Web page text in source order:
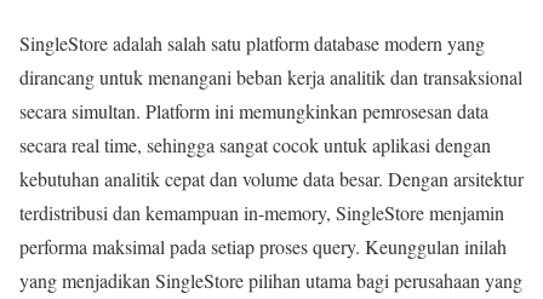
SingleStore adalah salah satu platform database modern yang
dirancang untuk menangani beban kerja analitik dan transaksional
secara simultan. Platform ini memungkinkan pemrosesan data
secara real time, sehingga sangat cocok untuk aplikasi dengan
kebutuhan analitik cepat dan volume data besar. Dengan arsitektur
terdistribusi dan kemampuan in-memory, SingleStore menjamin
performa maksimal pada setiap proses query. Keunggulan inilah
yang menjadikan SingleStore pilihan utama bagi perusahaan yang